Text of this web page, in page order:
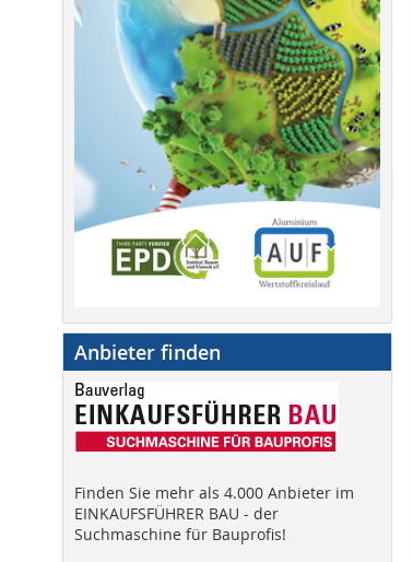
Anbieter finden
Finden Sie mehr als 4.000 Anbieter im
EINKAUFSFÜHRER BAU - der
Suchmaschine für Bauprofis!